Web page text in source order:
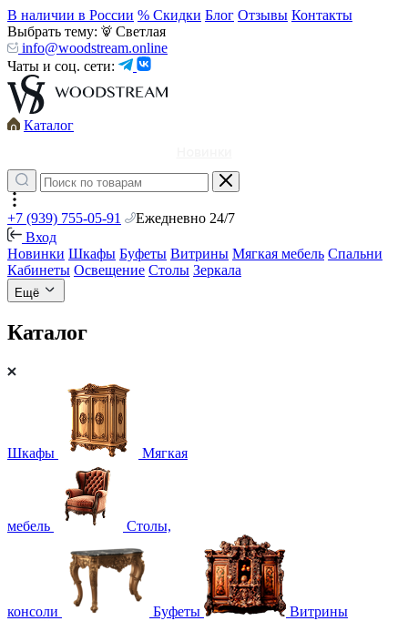
В наличии в России % Скидки Блог Отзывы Контакты
Выбрать тему:
Светлая
info@woodstream.online
Чаты и соц. сети:
Каталог
+7 (939) 755-05-91
Ежедневно 24/7
Вход
Новинки Шкафы Буфеты Витрины Мягкая мебель Спальни
Кабинеты Освещение Столы Зеркала
Ещё
Каталог
Шкафы Мягкая
мебель Столы,
консоли Буфеты Витрины